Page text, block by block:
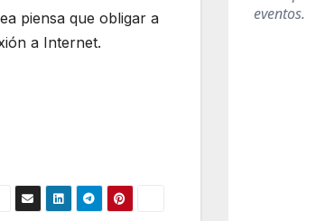
piensa que obligar a
a Internet.